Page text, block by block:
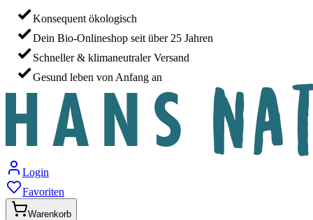
Konsequent ökologisch
Dein Bio-Onlineshop seit über 25 Jahren
Schneller & klimaneutraler Versand
Gesund leben von Anfang an
Login
Favoriten
Warenkorb